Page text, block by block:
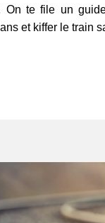
On te file un
et kiffer le train